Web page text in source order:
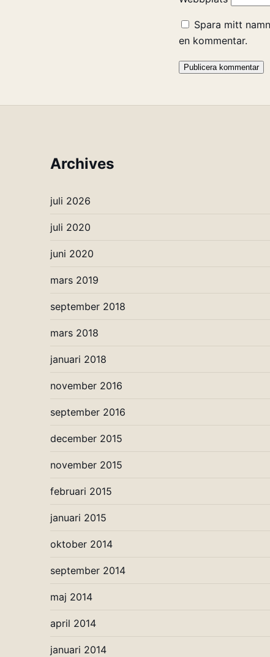
Spara mitt
en kommentar.
Archives
juli 2026
juli 2020
juni 2020
mars 2019
september 2018
mars 2018
januari 2018
november 2016
september 2016
december 2015
november 2015
februari 2015
januari 2015
oktober 2014
september 2014
maj 2014
april 2014
januari 2014